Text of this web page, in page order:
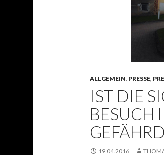
ALLGEMEIN, PRESSE,
IST DIE
BESUCH
19.04.2016